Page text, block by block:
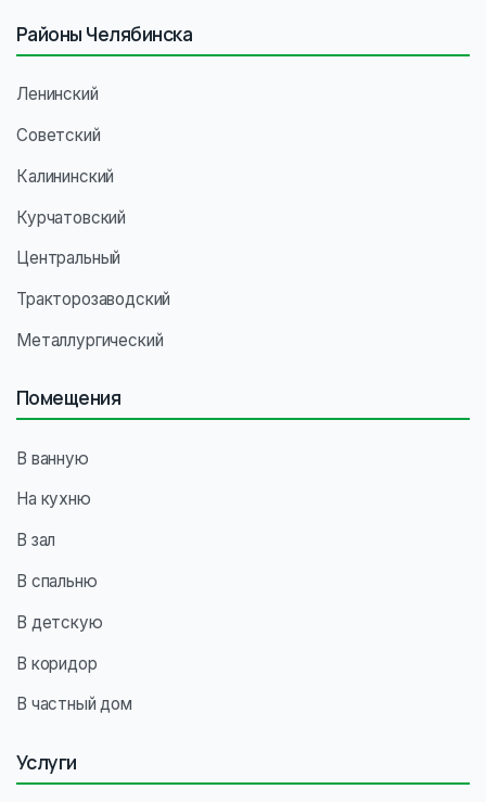
Районы Челябинска
Ленинский
Советский
Калининский
Курчатовский
Центральный
Тракторозаводский
Металлургический
Помещения
В ванную
На кухню
В зал
В спальню
В детскую
В коридор
В частный дом
Услуги